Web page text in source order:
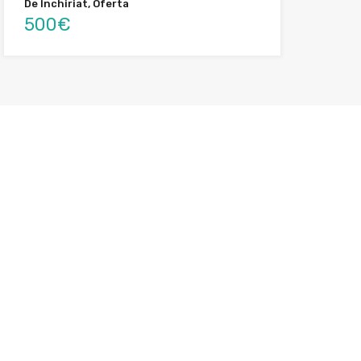
De Închiriat, Oferta
500€